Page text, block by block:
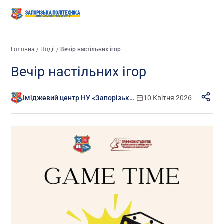
Головна / Події/ Вечір настільних ігор
Вечір настільних ігор
Іміджевий центр НУ «Запорізька політехніка» 10 Квітня 2026